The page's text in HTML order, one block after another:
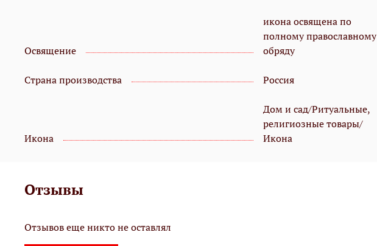
Освящение
икона освящена по
полному православному
обряду
Страна производства Россия
Икона
Дом и сад/Ритуальные,
религиозные товары/
Икона
Отзывы
Отзывов еще никто не оставлял